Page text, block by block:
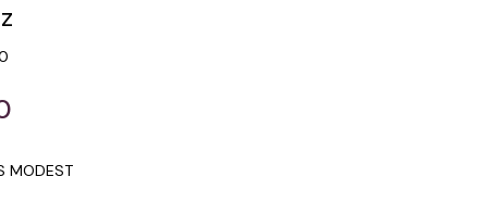
MODEST